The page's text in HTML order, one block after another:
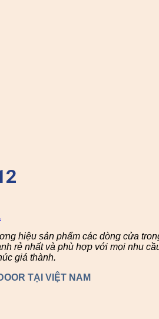
hiệu sản phẩm các dòng cửa
rẻ nhất và phù hợp với mọi nhu
giá thành.
TẠI VIỆT NAM